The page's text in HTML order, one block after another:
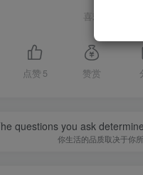
喜欢就支持一
点赞 5 赞赏
questions you ask
你生活的品质取决于你